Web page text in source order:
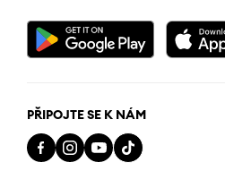
PŘIPOJTE SE K NÁM